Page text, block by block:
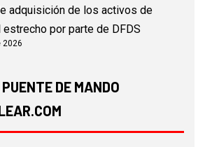
adquisición de los activos de
estrecho por parte de DFDS
2026
DE MANDO